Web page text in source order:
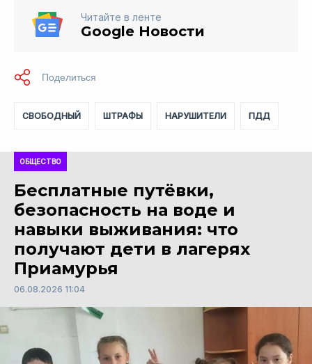
Читайте в ленте
Google Новости
СВОБОДНЫЙ ШТРАФЫ НАРУШИТЕЛИ ПДД
ОБЩЕСТВО
Бесплатные путёвки,
безопасность на воде и
навыки выживания: что
получают дети в лагерях
Приамурья
06.08.2026 11:04